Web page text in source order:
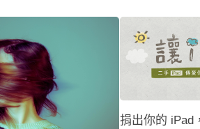
捐出你的 iPad